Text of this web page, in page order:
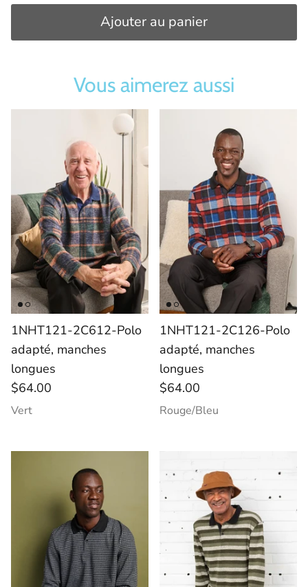
Ajouter au panier
Vous aimerez aussi
1NHT121-2C612-Polo
adapté, manches
longues
$64.00
Vert
1NHT121-2C126-Polo
adapté, manches
longues
$64.00
Rouge/Bleu